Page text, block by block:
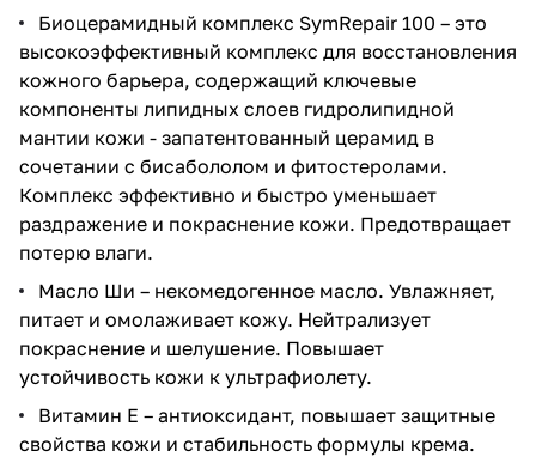
Биоцерамидный комплекс SymRepair 100 – это
высокоэффективный комплекс для восстановления
кожного барьера, содержащий ключевые
компоненты липидных слоев гидролипидной
мантии кожи - запатентованный церамид в
сочетании с бисабололом и фитостеролами.
Комплекс эффективно и быстро уменьшает
раздражение и покраснение кожи. Предотвращает
потерю влаги.
Масло Ши – некомедогенное масло. Увлажняет,
питает и омолаживает кожу. Нейтрализует
покраснение и шелушение. Повышает
устойчивость кожи к ультрафиолету.
Витамин Е – антиоксидант, повышает защитные
свойства кожи и стабильность формулы крема.